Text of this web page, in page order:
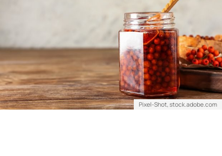
Pixel-Shot, stock.adobe.com